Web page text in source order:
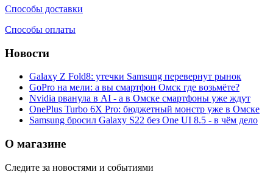
Способы доставки
Способы оплаты
Новости
Galaxy Z Fold8: утечки Samsung перевернут рынок
GoPro на мели: а вы смартфон Омск где возьмёте?
Nvidia рванула в AI - а в Омске смартфоны уже ждут
OnePlus Turbo 6X Pro: бюджетный монстр уже в Омске
Samsung бросил Galaxy S22 без One UI 8.5 - в чём дело
О магазине
Следите за новостями и событиями